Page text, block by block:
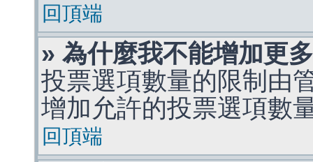
回頂端
» 為什麼我不能增加更
投票選項數量的限制由
增加允許的投票選項數
回頂端